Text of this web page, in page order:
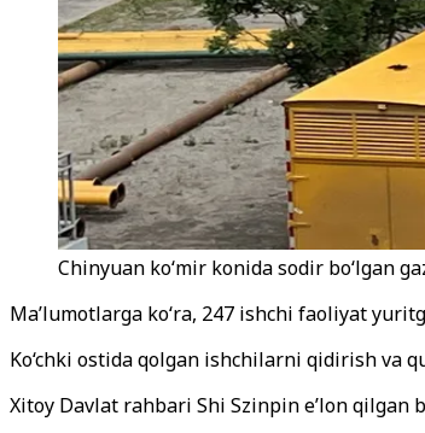
Chinyuan koʻmir konida sodir boʻlgan
Ma’lumotlarga ko‘ra, 247 ishchi faoliyat
Ko‘chki ostida qolgan ishchilarni qidirish va
Xitoy Davlat rahbari Shi Szinpin e’lon